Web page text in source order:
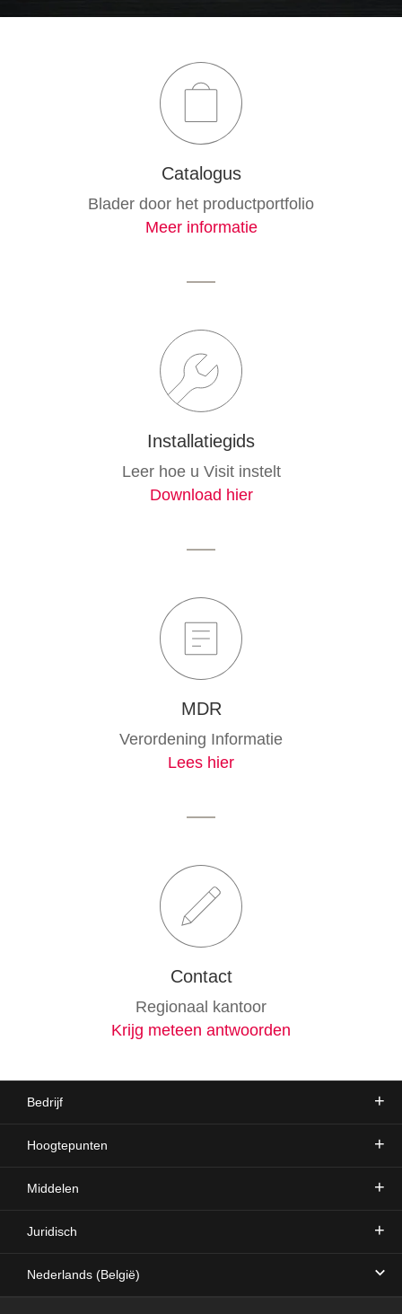
Catalogus
Blader door het productportfolio
Meer informatie
Installatiegids
Leer hoe u Visit instelt
Download hier
MDR
Verordening Informatie
Lees hier
Contact
Regionaal kantoor
Krijg meteen antwoorden
Bedrijf
Hoogtepunten
Middelen
Juridisch
Nederlands (België)